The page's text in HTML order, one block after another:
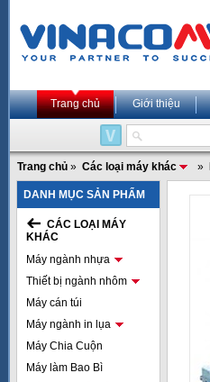
Trang chủ Giới thiệu
Trang chủ » Các loại máy khác »
DANH MỤC SẢN PHẨM
CÁC LOẠI MÁY
KHÁC
Máy ngành nhựa
Thiết bị ngành nhôm
Máy cán túi
Máy ngành in lụa
Máy Chia Cuộn
Máy làm Bao Bì